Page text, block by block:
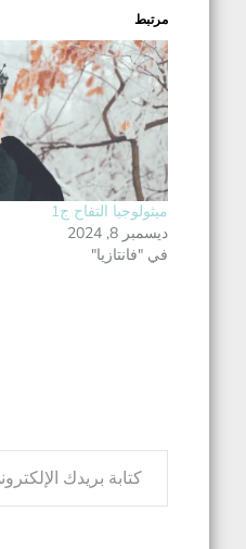
مرتبط
ميثولوجيا التفاح ج1
ديسمبر 8, 2024
في "فانتازيا"
كتابة بريدك الإلكتروني...